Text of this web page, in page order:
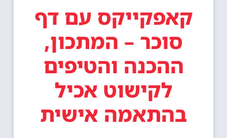
קאפקייקס עם דף
סוכר – המתכון,
ההכנה והטיפים
לקישוט אכיל
בהתאמה אישית